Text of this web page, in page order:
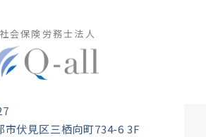
社会保険労務士法人
市伏見区三栖向町734-6 3F